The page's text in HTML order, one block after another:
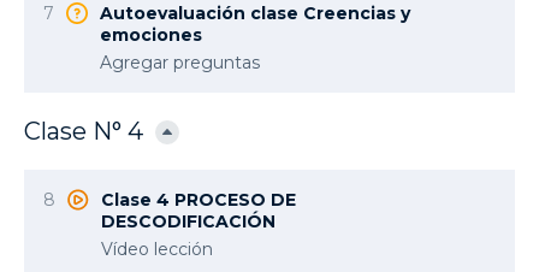
7
Autoevaluación clase Creencias y
emociones
Agregar preguntas
Clase N° 4
8
Clase 4 PROCESO DE
DESCODIFICACIÓN
Vídeo lección